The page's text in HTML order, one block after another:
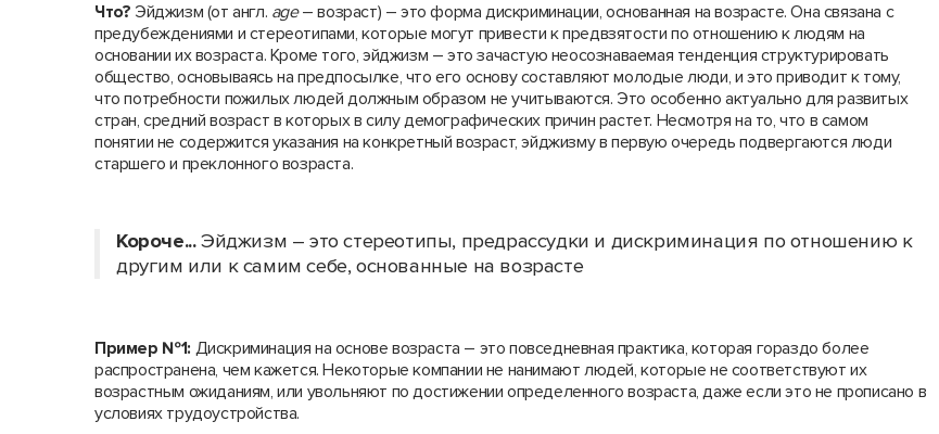
Что? Эйджизм (от англ. age– возраст) – это форма дискриминации, основанная на возрасте. Она связана с
предубеждениями и стереотипами, которые могут привести к предвзятости по отношению к людям на
основании их возраста. Кроме того, эйджизм – это зачастую неосознаваемая тенденция структурировать
общество, основываясь на предпосылке, что его основу составляют молодые люди, и это приводит к тому,
что потребности пожилых людей должным образом не учитываются. Это особенно актуально для развитых
стран, средний возраст в которых в силу демографических причин растет. Несмотря на то, что в самом
понятии не содержится указания на конкретный возраст, эйджизму в первую очередь подвергаются люди
старшего и преклонного возраста.
Короче...Эйджизм – это стереотипы, предрассудки и дискриминация по отношению к
другим или к самим себе, основанные на возрасте
Пример №1: Дискриминация на основе возраста – это повседневная практика, которая гораздо более
распространена, чем кажется. Некоторые компании не нанимают людей, которые не соответствуют их
возрастным ожиданиям, или увольняют по достижении определенного возраста, даже если это не прописано в
условиях трудоустройства.